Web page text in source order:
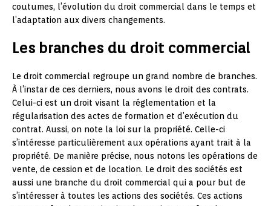
coutumes, l’évolution du droit commercial dans le temps et
l’adaptation aux divers changements.
Les branches du droit commercial
Le droit commercial regroupe un grand nombre de branches.
À l’instar de ces derniers, nous avons le droit des contrats.
Celui-ci est un droit visant la réglementation et la
régularisation des actes de formation et d’exécution du
contrat. Aussi, on note la loi sur la propriété. Celle-ci
s’intéresse particulièrement aux opérations ayant trait à la
propriété. De manière précise, nous notons les opérations de
vente, de cession et de location. Le droit des sociétés est
aussi une branche du droit commercial qui a pour but de
s’intéresser à toutes les actions des sociétés. Ces actions